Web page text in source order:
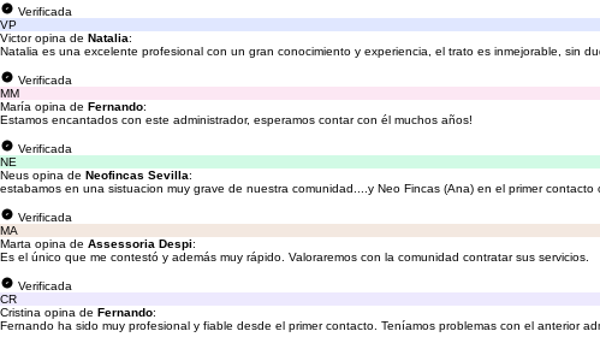
Verificada
VP
Victor opina de Natalia:
Natalia es una excelente profesional con un gran conocimiento y experiencia, el trato es inmejorable, sin
Verificada
MM
María opina de Fernando:
Estamos encantados con este administrador, esperamos contar con él muchos años!
Verificada
NE
Neus opina de Neofincas Sevilla:
estabamos en una sistuacion muy grave de nuestra comunidad....y Neo Fincas (Ana) en el primer
Verificada
MA
Marta opina de Assessoria Despi:
Es el único que me contestó y además muy rápido. Valoraremos con la comunidad contratar sus servicios.
Verificada
CR
Cristina opina de Fernando:
Fernando ha sido muy profesional y fiable desde el primer contacto. Teníamos problemas con el anterior